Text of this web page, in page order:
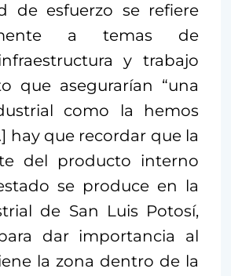
de esfuerzo se refiere
a temas de
y trabajo
que asegurarían “una
como la hemos
hay que recordar que la
del producto interno
se produce en la
de San Luis Potosí,
dar importancia al
la zona dentro de la